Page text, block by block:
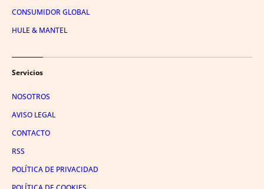
CONSUMIDOR GLOBAL
HULE & MANTEL
Servicios
NOSOTROS
AVISO LEGAL
CONTACTO
RSS
POLÍTICA DE PRIVACIDAD